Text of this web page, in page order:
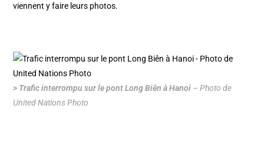
viennent y faire leurs photos.
> Trafic interrompu sur le pont Long Biên à Hanoi – Photo de
United Nations Photo